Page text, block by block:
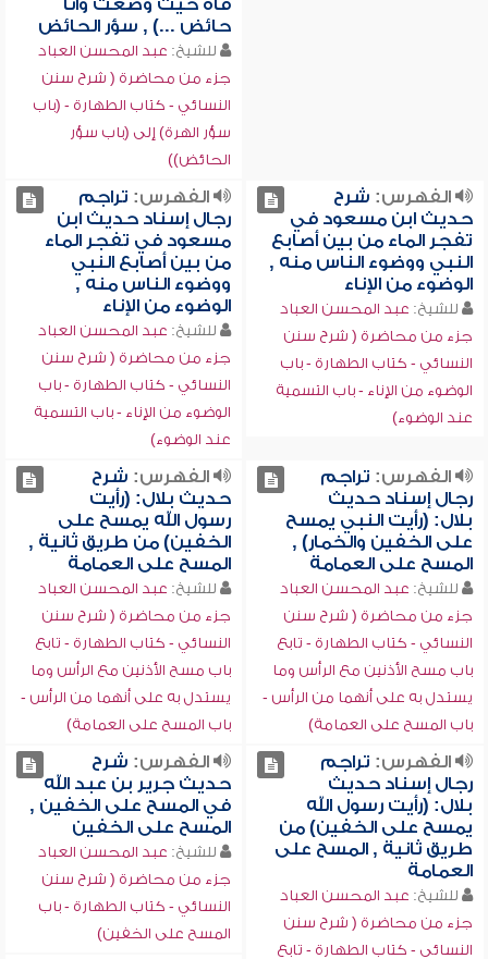
فاه حيث وضعت وأنا
حائض ...) , سؤر الحائض
للشيخ: عبد المحسن العباد
جزء من محاضرة ( شرح سنن
النسائي - كتاب الطهارة - (باب
سؤر الهرة) إلى (باب سؤر
الحائض))
الفهرس: شرح
حديث ابن مسعود في
تفجر الماء من بين أصابع
النبي ووضوء الناس منه ,
الوضوء من الإناء
للشيخ: عبد المحسن العباد
جزء من محاضرة ( شرح سنن
النسائي - كتاب الطهارة - باب
الوضوء من الإناء - باب التسمية
عند الوضوء)
الفهرس: تراجم
رجال إسناد حديث ابن
مسعود في تفجر الماء
من بين أصابع النبي
ووضوء الناس منه ,
الوضوء من الإناء
للشيخ: عبد المحسن العباد
جزء من محاضرة ( شرح سنن
النسائي - كتاب الطهارة - باب
الوضوء من الإناء - باب التسمية
عند الوضوء)
الفهرس: تراجم
رجال إسناد حديث
بلال: (رأيت النبي يمسح
على الخفين والخمار) ,
المسح على العمامة
للشيخ: عبد المحسن العباد
جزء من محاضرة ( شرح سنن
النسائي - كتاب الطهارة - تابع
باب مسح الأذنين مع الرأس وما
يستدل به على أنهما من الرأس -
باب المسح على العمامة)
الفهرس: شرح
حديث بلال: (رأيت
رسول الله يمسح على
الخفين) من طريق ثانية ,
المسح على العمامة
للشيخ: عبد المحسن العباد
جزء من محاضرة ( شرح سنن
النسائي - كتاب الطهارة - تابع
باب مسح الأذنين مع الرأس وما
يستدل به على أنهما من الرأس -
باب المسح على العمامة)
الفهرس: تراجم
رجال إسناد حديث
بلال: (رأيت رسول الله
يمسح على الخفين) من
طريق ثانية , المسح على
العمامة
للشيخ: عبد المحسن العباد
جزء من محاضرة ( شرح سنن
النسائي - كتاب الطهارة - تابع
الفهرس: شرح
حديث جرير بن عبد الله
في المسح على الخفين ,
المسح على الخفين
للشيخ: عبد المحسن العباد
جزء من محاضرة ( شرح سنن
النسائي - كتاب الطهارة - باب
المسح على الخفين)